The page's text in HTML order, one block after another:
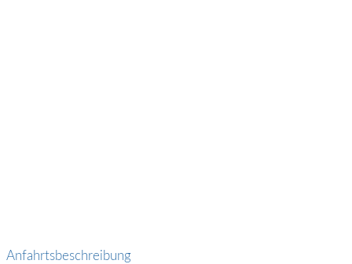
Anfahrtsbeschreibung